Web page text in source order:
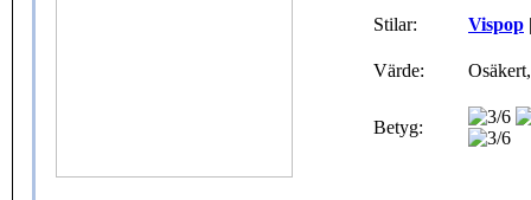
Stilar: Vispop
Värde:
Betyg: